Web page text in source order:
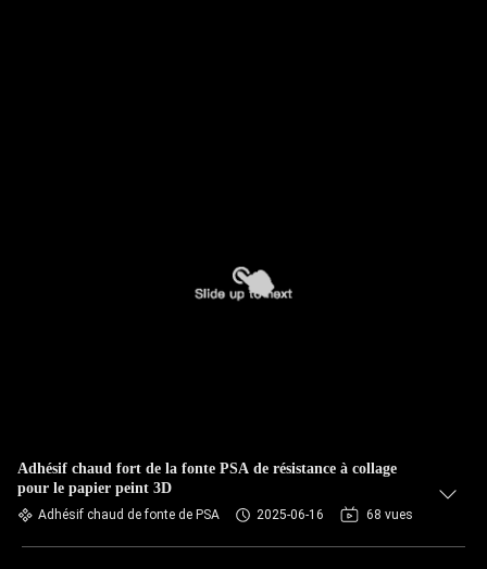
Adhésif chaud fort de la fonte PSA de résistance à collage
pour le papier peint 3D
Adhésif chaud de fonte de PSA 2025-06-16 68 vues